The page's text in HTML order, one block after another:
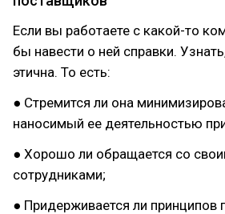
Если вы работаете с какой-то
бы навести о ней справки.
этична. То есть:
● Стремится ли она
наносимый ее деятельностью
● Хорошо ли обращается со
сотрудниками;
● Придерживается ли принципов